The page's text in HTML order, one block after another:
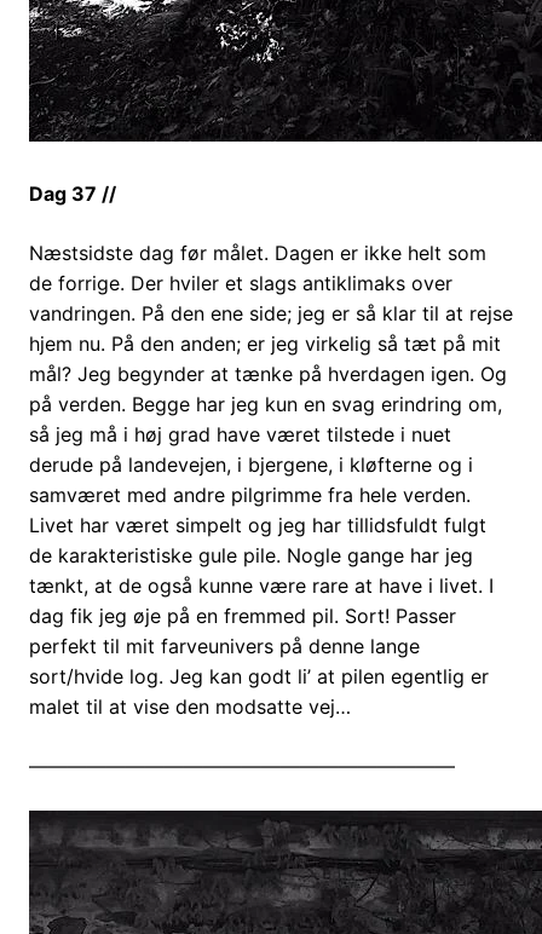
Dag 37 //
Næstsidste dag før målet. Dagen er ikke helt som
de forrige. Der hviler et slags antiklimaks over
vandringen. På den ene side; jeg er så klar til at rejse
hjem nu. På den anden; er jeg virkelig så tæt på mit
mål? Jeg begynder at tænke på hverdagen igen. Og
på verden. Begge har jeg kun en svag erindring om,
så jeg må i høj grad have været tilstede i nuet
derude på landevejen, i bjergene, i kløfterne og i
samværet med andre pilgrimme fra hele verden.
Livet har været simpelt og jeg har tillidsfuldt fulgt
de karakteristiske gule pile. Nogle gange har jeg
tænkt, at de også kunne være rare at have i livet. I
dag fik jeg øje på en fremmed pil. Sort! Passer
perfekt til mit farveunivers på denne lange
sort/hvide log. Jeg kan godt li’ at pilen egentlig er
malet til at vise den modsatte vej…
——————————————————————